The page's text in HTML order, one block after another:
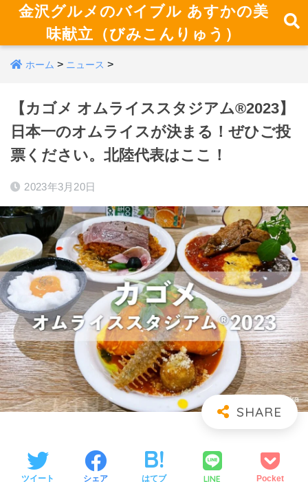
金沢グルメのバイブル あすかの美
味献立（びみこんりゅう）
ホーム > ニュース >
【カゴメ オムライススタジアム®2023】
日本一のオムライスが決まる！ぜひご投
票ください。北陸代表はここ！
2023年3月20日
ツイート シェア はてブ LINE Pocket